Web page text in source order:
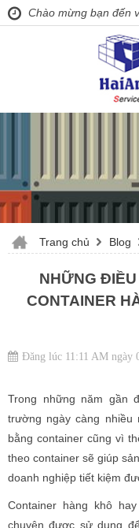
Chào mừng bạn đến
Trang chủ Blog
NHỮNG
CONTAINER
Đăng lúc 11:11 AM ngày
Trong những năm gần
trường ngày càng nhiều
bằng container cũng vì
theo container sẽ giúp
doanh nghiệp tiết kiệm
Container hàng khô
chuyên được sử dụng